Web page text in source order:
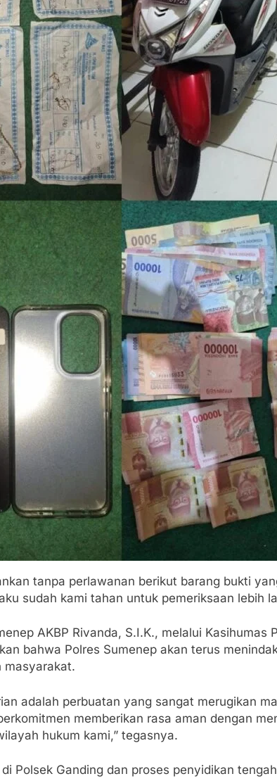
tanpa perlawanan berikut barang bukti
sudah kami tahan untuk pemeriksaan lebih
AKBP Rivanda, S.I.K., melalui Kasihumas
bahwa Polres Sumenep akan terus
masyarakat.
adalah perbuatan yang sangat merugikan
memberikan rasa aman dengan
hukum kami,” tegasnya.
Polsek Ganding dan proses penyidikan